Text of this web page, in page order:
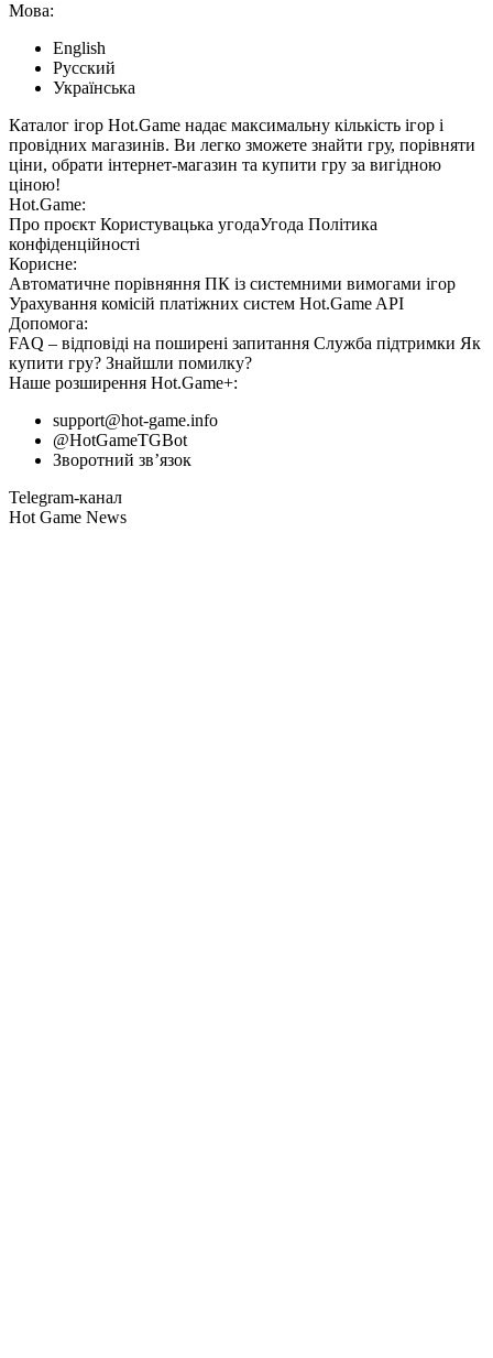
Мова:
English
Русский
Українська
Каталог ігор Hot.Game надає максимальну кількість ігор і
провідних магазинів. Ви легко зможете знайти гру, порівняти
ціни, обрати інтернет-магазин та купити гру за вигідною
ціною!
Hot.Game:
Про проєкт Користувацька угодаУгода Політика
конфіденційності
Корисне:
Автоматичне порівняння ПК із системними вимогами ігор
Урахування комісій платіжних систем Hot.Game API
Допомога:
FAQ – відповіді на поширені запитання Служба підтримки Як
купити гру? Знайшли помилку?
Наше розширення Hot.Game+:
support@hot-game.info
@HotGameTGBot
Зворотний зв’язок
Telegram-канал
Hot Game News